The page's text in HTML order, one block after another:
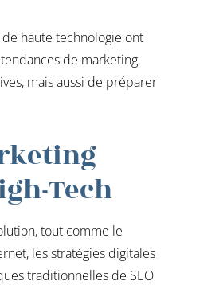
haute technologie ont
de marketing
mais aussi de préparer
Tech
tout comme le
les stratégies digitales
traditionnelles de SEO